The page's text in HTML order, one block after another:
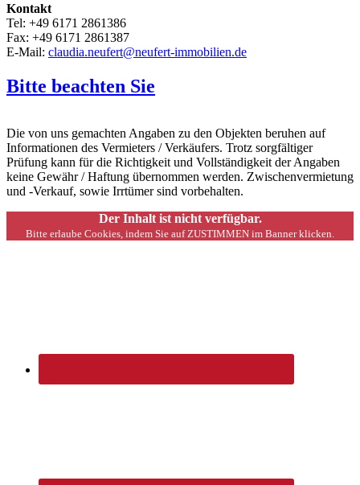
Kontakt
Tel: +49 6171 2861386
Fax: +49 6171 2861387
E-Mail: claudia.neufert@neufert-immobilien.de
Bitte beachten Sie
Die von uns gemachten Angaben zu den Objekten beruhen auf
Informationen des Vermieters / Verkäufers. Trotz sorgfältiger
Prüfung kann für die Richtigkeit und Vollständigkeit der Angaben
keine Gewähr / Haftung übernommen werden. Zwischenvermietung
und -Verkauf, sowie Irrtümer sind vorbehalten.
Der Inhalt ist nicht verfügbar.
Bitte erlaube Cookies, indem Sie auf ZUSTIMMEN im Banner klicken.